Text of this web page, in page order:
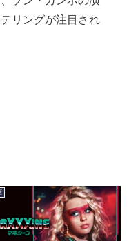
リングが注目され